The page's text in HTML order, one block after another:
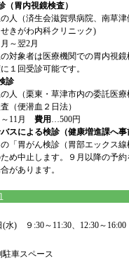
（胃内視鏡検査）
人（済生会滋賀県病院、南草
きがわ内科クリニック)
～翌2月
対象者は医療機関での胃内視
１回受診可能です。
診
人（栗東・草津市内の委託医療
（便潜血２日法）
11月 費用 …500円
スによる検診（健康増進課へ事
「胃がん検診（胃部エックス
め中止します。９月以降の予
があります。
(水) ９:30～11:30、12:30～16:00
駐車スペース